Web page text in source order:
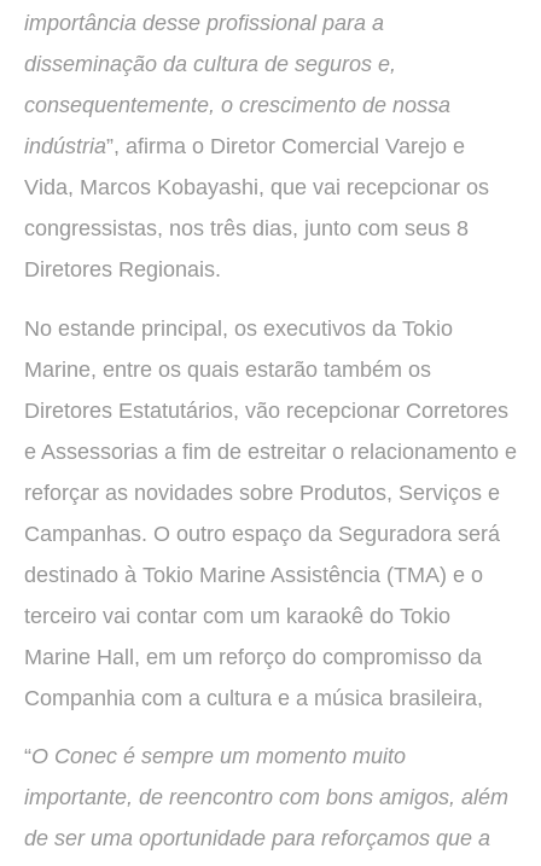
importância desse profissional para a
disseminação da cultura de seguros e,
consequentemente, o crescimento de nossa
indústria”, afirma o Diretor Comercial Varejo e
Vida, Marcos Kobayashi, que vai recepcionar os
congressistas, nos três dias, junto com seus 8
Diretores Regionais.
No estande principal, os executivos da Tokio
Marine, entre os quais estarão também os
Diretores Estatutários, vão recepcionar Corretores
e Assessorias a fim de estreitar o relacionamento e
reforçar as novidades sobre Produtos, Serviços e
Campanhas. O outro espaço da Seguradora será
destinado à Tokio Marine Assistência (TMA) e o
terceiro vai contar com um karaokê do Tokio
Marine Hall, em um reforço do compromisso da
Companhia com a cultura e a música brasileira,
“O Conec é sempre um momento muito
importante, de reencontro com bons amigos, além
de ser uma oportunidade para reforçamos que a